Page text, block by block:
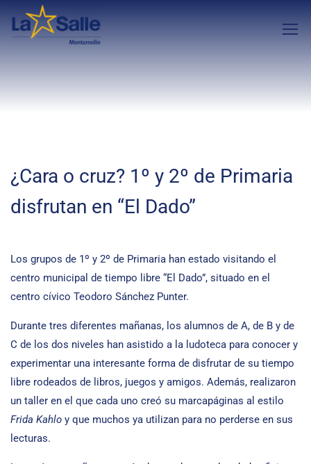
¿Cara o cruz? 1º y 2º de Primaria
disfrutan en “El Dado”
Los grupos de 1º y 2º de Primaria han estado visitando el
centro municipal de tiempo libre “El Dado”, situado en el
centro cívico Teodoro Sánchez Punter.
Durante tres diferentes mañanas, los alumnos de A, de B y de
C de los dos niveles han asistido a la ludoteca para conocer y
experimentar una interesante forma de disfrutar de su tiempo
libre rodeados de libros, juegos y amigos. Además, realizaron
un taller en el que cada uno creó su marcapáginas al estilo
Frida Kahlo y que muchos ya utilizan para no perderse en sus
lecturas.